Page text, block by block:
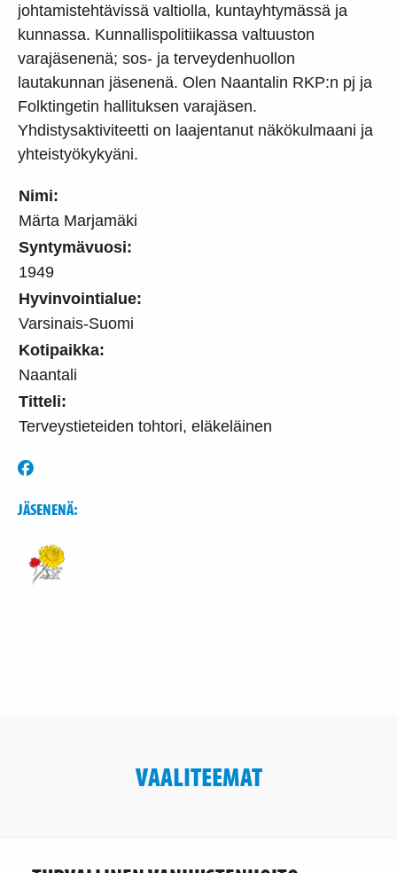
Nimi:
Märta Marjamäki
Syntymävuosi:
1949
Hyvinvointialue:
Varsinais-Suomi
Kotipaikka:
Naantali
Titteli:
Terveystieteiden tohtori, eläkeläinen
JÄSENENÄ:
johtamistehtävissä valtiolla, kuntayhtymässä ja
kunnassa. Kunnallispolitiikassa valtuuston
varajäsenenä; sos- ja terveydenhuollon
lautakunnan jäsenenä. Olen Naantalin RKP:n pj ja
Folktingetin hallituksen varajäsen.
Yhdistysaktiviteetti on laajentanut näkökulmaani ja
yhteistyökykyäni.
VAALITEEMAT